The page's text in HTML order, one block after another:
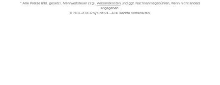
* Alle Preise inkl. gesetzl. Mehrwertsteuer zzgl. Versandkostenund ggf. Nachnahmegebühren, wenn nicht anders
angegeben.
© 2011-2026 Physiofit24 - Alle Rechte vorbehalten.